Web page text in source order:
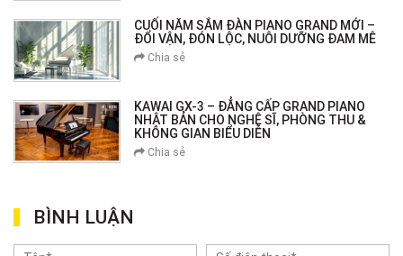
CUỐI NĂM SẮM ĐÀN PIANO GRAND MỚI –
ĐỔI VẬN, ĐÓN LỘC, NUÔI DƯỠNG ĐAM MÊ
Chia sẻ
KAWAI GX-3 – ĐẲNG CẤP GRAND PIANO
NHẬT BẢN CHO NGHỆ SĨ, PHÒNG THU &
KHÔNG GIAN BIỂU DIỄN
Chia sẻ
BÌNH LUẬN